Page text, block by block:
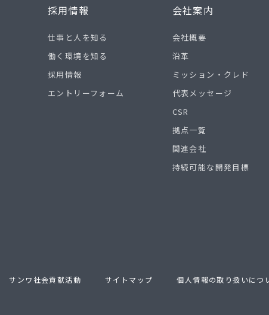
採用情報
仕事と人を知る
働く環境を知る
採用情報
エントリーフォーム
会社案内
会社概要
沿革
ミッション・クレド
代表メッセージ
CSR
拠点一覧
関連会社
持続可能な開発目標
サンワ社会貢献活動 サイトマップ 個人情報の取り扱いにつ